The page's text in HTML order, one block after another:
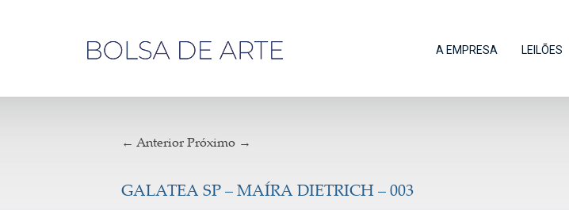
A EMPRESA LEILÕES
← Anterior Próximo →
GALATEA SP – MAÍRA DIETRICH – 003